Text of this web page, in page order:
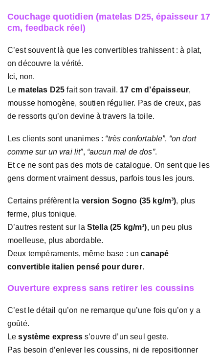
Couchage quotidien (matelas D25, épaisseur 17
cm, feedback réel)
C’est souvent là que les convertibles trahissent : à plat,
on découvre la vérité.
Ici, non.
Le matelas D25 fait son travail. 17 cm d’épaisseur,
mousse homogène, soutien régulier. Pas de creux, pas
de ressorts qu’on devine à travers la toile.
Les clients sont unanimes : “très confortable”, “on dort
comme sur un vrai lit”, “aucun mal de dos”.
Et ce ne sont pas des mots de catalogue. On sent que les
gens dorment vraiment dessus, parfois tous les jours.
Certains préfèrent la version Sogno (35 kg/m³), plus
ferme, plus tonique.
D’autres restent sur la Stella (25 kg/m³), un peu plus
moelleuse, plus abordable.
Deux tempéraments, même base : uncanapé
convertible italien pensé pour durer.
Ouverture express sans retirer les coussins
C’est le détail qu’on ne remarque qu’une fois qu’on y a
goûté.
Lesystème expresss’ouvre d’un seul geste.
Pas besoin d’enlever les coussins, ni de repositionner